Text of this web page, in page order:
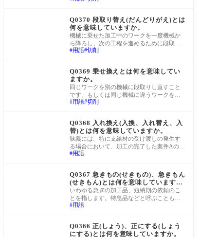
Q0370 段取り替え(だんどりがえ)とは
何を意味していますか。
機械に乗せた加工中のワークを一度機械か
ら降ろし、次の工程を進めるために段取り
をし直すことです。
用語 切削
Q0369 乗せ換えとは何を意味してい
ますか。
同じワークを別の機械に段取りし直すこと
です。もしくは同じ機械に違うワークを段
取りし直すことです。
用語 切削
Q0368 入れ換え(入換、入れ替え、入
替)とは何を意味していますか。
狭義には、特に支給材の受け渡しの発生す
る場合において、加工の完了した案件Aの引
き取りと同じタイミングで案件Bの支給材を
用語
Q0367 急きもの(せきもの)、急きもん
(せきもん)とは何を意味しています
か。
いわゆる急ぎの加工品、短納期の依頼のこ
とを指します。特急品などと呼ぶこともあ
ります。地域などを限定して使用されてい
用語
Q0366 正(しょう)、正にする(しょう
にする)とは何を意味していますか。